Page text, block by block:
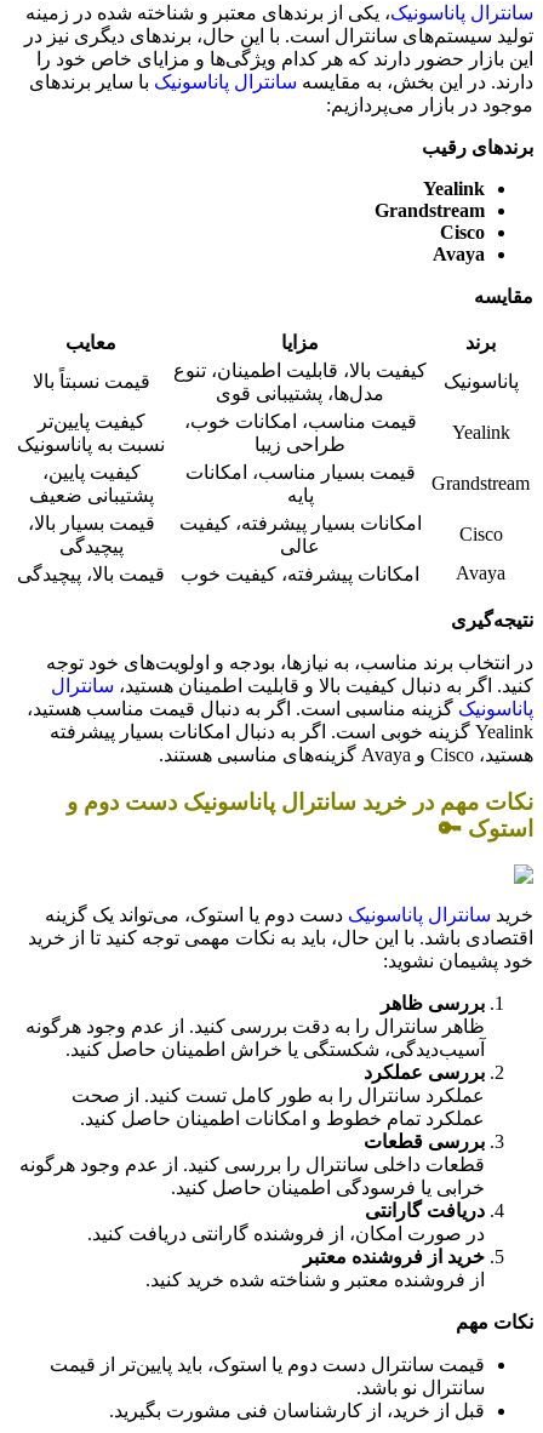
سانترال پاناسونیک، یکی از برندهای معتبر و شناخته شده در زمینه
تولید سیستم‌های سانترال است. با این حال، برندهای دیگری نیز در
این بازار حضور دارند که هر کدام ویژگی‌ها و مزایای خاص خود را
دارند. در این بخش، به مقایسه سانترال پاناسونیک با سایر برندهای
موجود در بازار می‌پردازیم:
برندهای رقیب
Yealink
Grandstream
Cisco
Avaya
مقایسه
برند مزایا
معایب
پاناسونیک
کیفیت بالا، قابلیت اطمینان، تنوع
مدل‌ها، پشتیبانی قوی
قیمت نسبتاً بالا
Yealink
قیمت مناسب، امکانات خوب،
طراحی زیبا
کیفیت پایین‌تر
نسبت به پاناسونیک
Grandstream
قیمت بسیار مناسب، امکانات
پایه
کیفیت پایین،
پشتیبانی ضعیف
Cisco
امکانات بسیار پیشرفته، کیفیت
عالی
قیمت بسیار بالا،
پیچیدگی
Avaya
امکانات پیشرفته، کیفیت خوب قیمت بالا، پیچیدگی
نتیجه‌گیری
در انتخاب برند مناسب، به نیازها، بودجه و اولویت‌های خود توجه
کنید. اگر به دنبال کیفیت بالا و قابلیت اطمینان هستید، سانترال
پاناسونیک گزینه مناسبی است. اگر به دنبال قیمت مناسب هستید،
Yealink گزینه خوبی است. اگر به دنبال امکانات بسیار پیشرفته
هستید، Cisco و Avaya گزینه‌های مناسبی هستند.
نکات مهم در خرید سانترال پاناسونیک دست دوم و
استوک 🔑
خرید سانترال پاناسونیک دست دوم یا استوک، می‌تواند یک گزینه
اقتصادی باشد. با این حال، باید به نکات مهمی توجه کنید تا از خرید
خود پشیمان نشوید:
بررسی ظاهر
ظاهر سانترال را به دقت بررسی کنید. از عدم وجود هرگونه
آسیب‌دیدگی، شکستگی یا خراش اطمینان حاصل کنید.
بررسی عملکرد
عملکرد سانترال را به طور کامل تست کنید. از صحت
عملکرد تمام خطوط و امکانات اطمینان حاصل کنید.
بررسی قطعات
قطعات داخلی سانترال را بررسی کنید. از عدم وجود هرگونه
خرابی یا فرسودگی اطمینان حاصل کنید.
دریافت گارانتی
در صورت امکان، از فروشنده گارانتی دریافت کنید.
خرید از فروشنده معتبر
از فروشنده معتبر و شناخته شده خرید کنید.
نکات مهم
قیمت سانترال دست دوم یا استوک، باید پایین‌تر از قیمت
سانترال نو باشد.
قبل از خرید، از کارشناسان فنی مشورت بگیرید.